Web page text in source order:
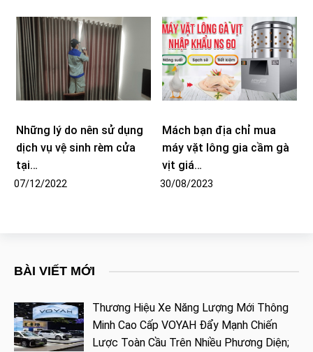
Những lý do nên sử dụng
dịch vụ vệ sinh rèm cửa
tại…
07/12/2022
Mách bạn địa chỉ mua
máy vặt lông gia cầm gà
vịt giá…
30/08/2023
BÀI VIẾT MỚI
Thương Hiệu Xe Năng Lượng Mới Thông
Minh Cao Cấp VOYAH Đẩy Mạnh Chiến
Lược Toàn Cầu Trên Nhiều Phương Diện;